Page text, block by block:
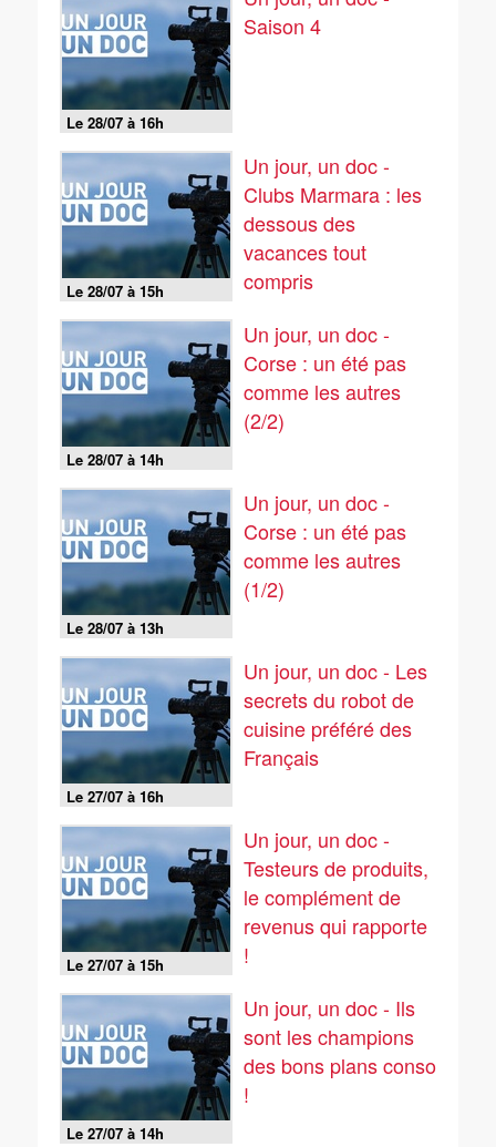
Le 28/07 à 16h
Saison 4
Le 28/07 à 15h
Un jour, un doc -
Clubs Marmara : les
dessous des
vacances tout
compris
Le 28/07 à 14h
Un jour, un doc -
Corse : un été pas
comme les autres
(2/2)
Le 28/07 à 13h
Un jour, un doc -
Corse : un été pas
comme les autres
(1/2)
Le 27/07 à 16h
Un jour, un doc - Les
secrets du robot de
cuisine préféré des
Français
Le 27/07 à 15h
Un jour, un doc -
Testeurs de produits,
le complément de
revenus qui rapporte
!
Le 27/07 à 14h
Un jour, un doc - Ils
sont les champions
des bons plans conso
!